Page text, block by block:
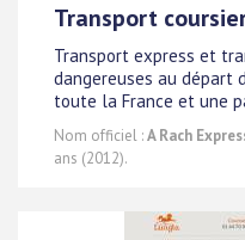
Transport
Transport express et
dangereuses au départ
toute la France et une
Nom officiel :A Rach
ans (2012).